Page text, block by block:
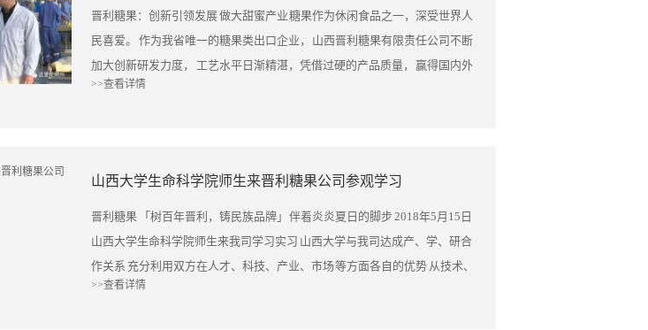
功，高度重视人才、技术、研发，高度重视企业品牌建设，不断增强企业核
心竞争力，进一步做大做强企业，争做民营企业发展的排头兵。
将国外的特色糖果引入国内，为国内的广大消费者提供了更多的选择，也为
大家更深入了解国外的文化提供了更多的机会。 展望新的一年，晋利糖果将
栉风沐雨、携手共进、继续努力，打造更多受消费者欢迎的优质产品，继续
开拓海外市场，把我们的产品带给更多国家的人民品尝，树百年晋利，铸民
证了我们的不朽成果。 行之力则知愈进，知之深则行愈达。2019年，晋利糖
果将以饱满的热情、充分的自信书写第35篇华章，三十五岁新征程，三十五
岁新起点，晋利糖果将再次扬帆起航，迎接新挑战，把握新机遇，铸就新辉
煌，为山西调整产业结构、转型发展贡献自己的力量，为国家由“制造大国”
向“制造强国”转变而不懈奋斗。 不尽狂澜走沧海，一拳天与压潮头，我们晋
条政策支持， 对表中央、省委要求、对接企业诉求，结合朔州实际，含金量
高、针对性和可操作性强。 我司董事长郝佃英说：这些政策对我们非常重
要，让我们倍受鼓舞，咱们民营企业以后一定要肩负起发展地方经济的责
任。 下一步，我们要进一步更好地开拓国际市场，让我们朔州市的产品在全
晋利糖果：创新引领发展 做大甜蜜产业 糖果作为休闲食品之一，深受世界人
民喜爱。 作为我省唯一的糖果类出口企业， 山西晋利糖果有限责任公司不断
加大创新研发力度， 工艺水平日渐精湛，凭借过硬的产品质量， 赢得国内外
客商和消费者的青睐。 一个看似不起眼的小糖果在国外能卖到25美元，其奥
慢。 山西晋利糖果有限责任公司是改革开放之初最早成立的私营糖果公司，
34年来，坚持以工匠精神发展糖果产业，先后荣获“中国糖果工业行业技术
进步贡献奖”、“糖果行业优秀企业家奖”等奖项，并于2009年成功进入欧美
等国际市场，填补了我省糖果出口的空白。此后，靠着不断创新糖果口味、
包装、营销理念，再加上良好的产品质量和定制化服务， 晋利糖果用“甜蜜”
>>查看详情
山西大学生命科学院师生来晋利糖果公司参观学习
晋利糖果 「树百年晋利，铸民族品牌」 伴着炎炎夏日的脚步 2018年5月15日
山西大学生命科学院师生来我司学习实习 山西大学与我司达成产、学、研合
作关系 充分利用双方在人才、科技、产业、市场 等方面各自的优势 从技术、
工程、生态环保等方面实现标准化 优化产品结构，并将研究成果产业化 推动
>>查看详情